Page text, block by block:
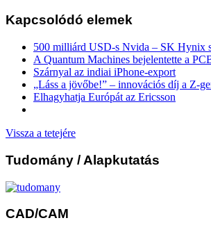
Kapcsolódó elemek
500 milliárd USD-s Nvida – SK Hynix
A Quantum Machines bejelentette a
Szárnyal az indiai iPhone-export
„Láss a jövőbe!” – innovációs díj a Z-
Elhagyhatja Európát az Ericsson
Vissza a tetejére
Tudomány / Alapkutatás
CAD/CAM